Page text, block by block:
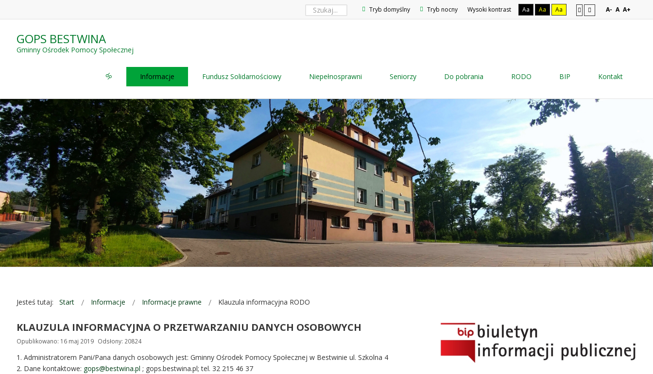
Tryb domyślny Tryb nocny Wysoki kontrast Aa Aa Aa A- A A+
GOPS BESTWINA
Gminny Ośrodek Pomocy Społecznej
🝰 Informacje Fundusz Solidarnościowy Niepełnosprawni Seniorzy Do pobrania RODO BIP Kontakt
Jesteś tutaj: Start Informacje Informacje prawne Klauzula informacyjna RODO
KLAUZULA INFORMACYJNA O PRZETWARZANIU DANYCH OSOBOWYCH
Opublikowano: 16 maj 2019 Odsłony: 20824
1. Administratorem Pani/Pana danych osobowych jest: Gminny Ośrodek Pomocy Społecznej w Bestwinie ul. Szkolna 4
2. Dane kontaktowe: gops@bestwina.pl ; gops.bestwina.pl; tel. 32 215 46 37